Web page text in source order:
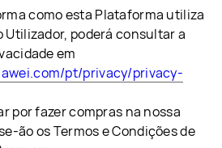
como esta Plataforma utiliza
Utilizador, poderá consultar a
em
pt/privacy/privacy-
por fazer compras na nossa
ão os Termos e Condições de